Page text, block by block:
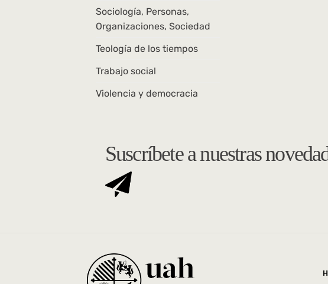
Sociología, Personas,
Organizaciones, Sociedad
Teología de los tiempos
Trabajo social
Violencia y democracia
Suscríbete a nuestras